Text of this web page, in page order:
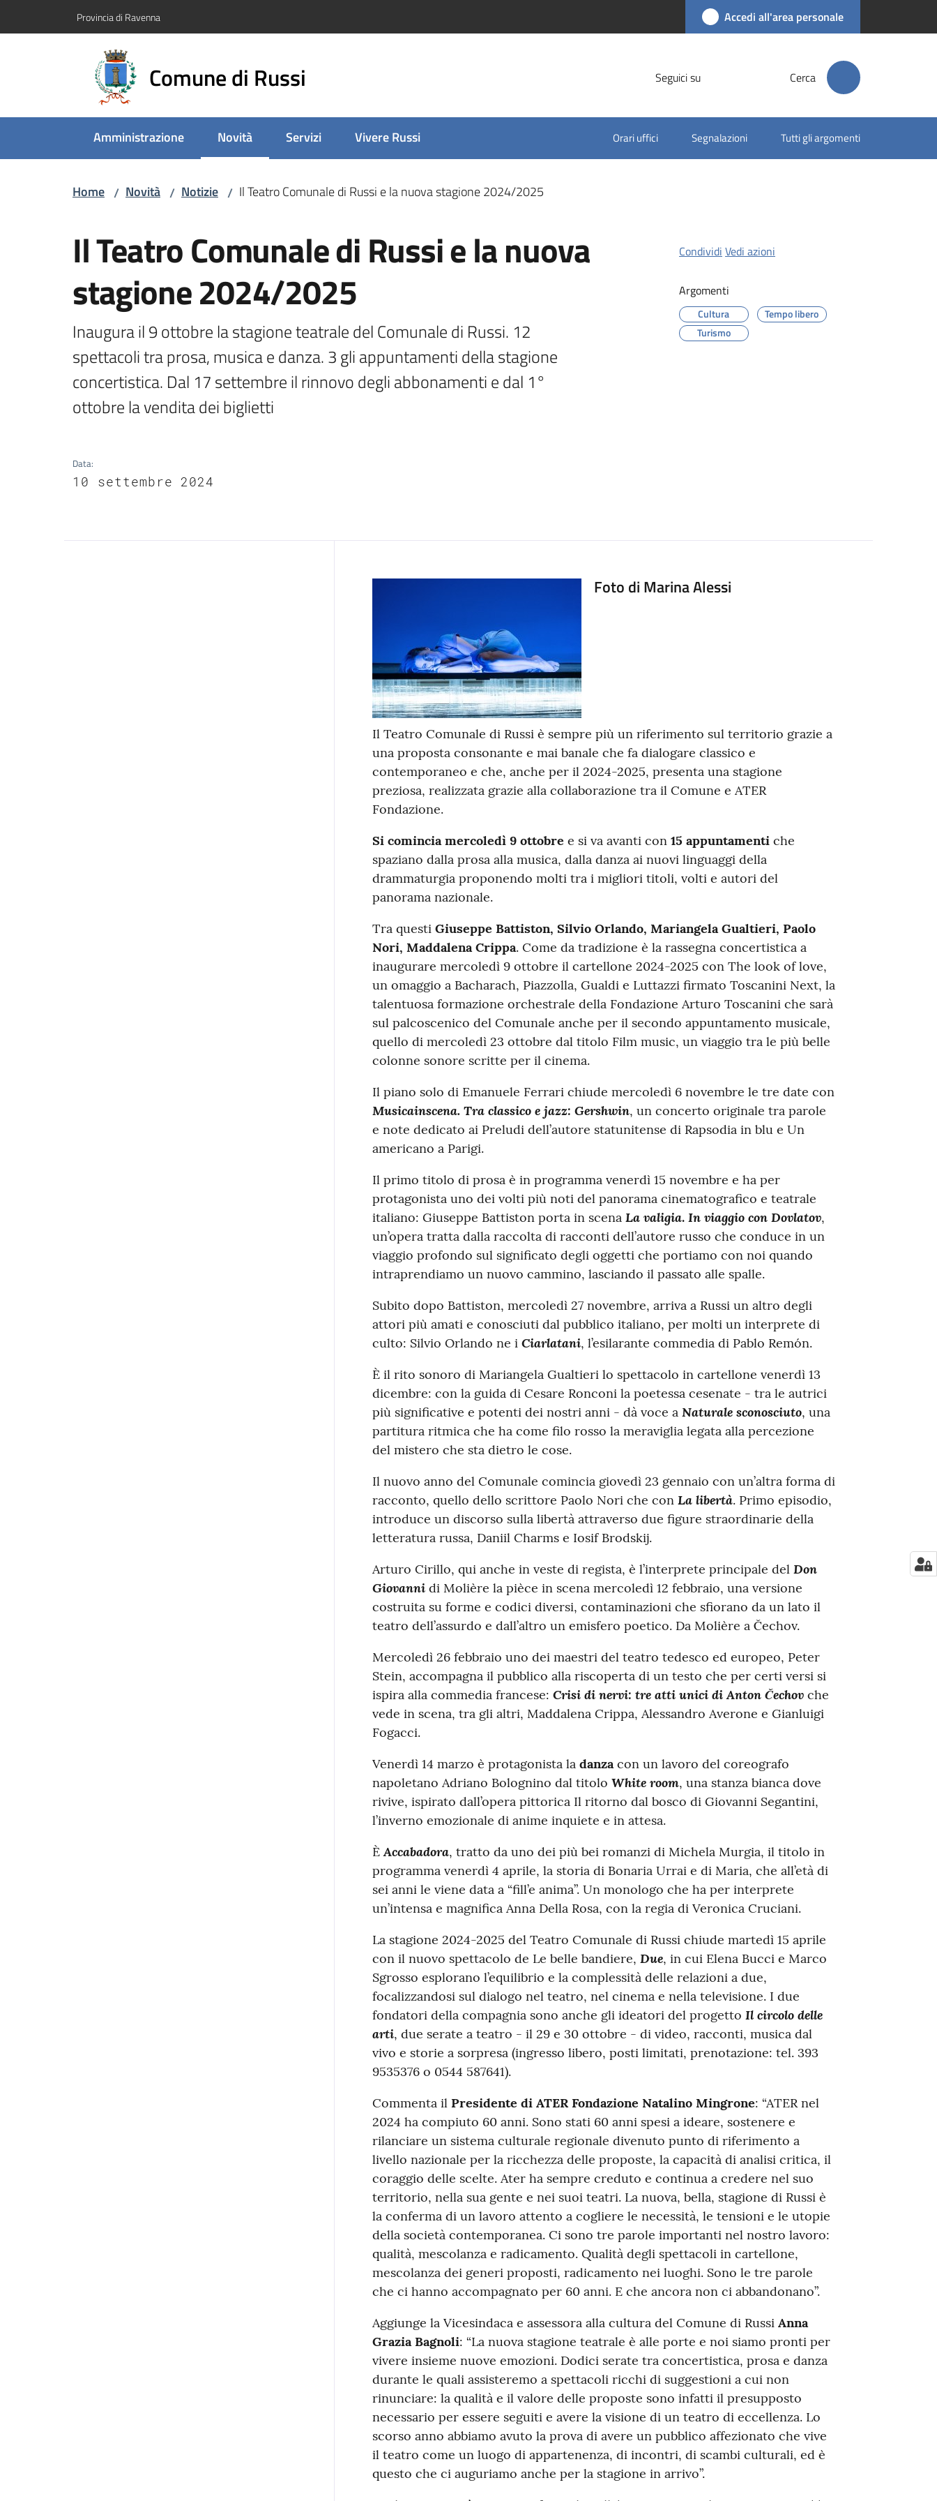
Provincia di Ravenna Accedi all'area personale
Comune di Russi Seguici su Cerca
Amministrazione Novità
Menu selezionato
Servizi Vivere Russi Orari uffici Segnalazioni Tutti gli argomenti
Home / Novità / Notizie / Il Teatro Comunale di Russi e la nuova stagione 2024/2025
Il Teatro Comunale di Russi e la nuova
stagione 2024/2025
Inaugura il 9 ottobre la stagione teatrale del Comunale di Russi. 12
spettacoli tra prosa, musica e danza. 3 gli appuntamenti della stagione
concertistica. Dal 17 settembre il rinnovo degli abbonamenti e dal 1°
ottobre la vendita dei biglietti
Data:
10 settembre 2024
Condividi Vedi azioni
Argomenti
Cultura
Tempo libero
Turismo
Foto di Marina Alessi
Il Teatro Comunale di Russi è sempre più un riferimento sul territorio grazie a
una proposta consonante e mai banale che fa dialogare classico e
contemporaneo e che, anche per il 2024-2025, presenta una stagione
preziosa, realizzata grazie alla collaborazione tra il Comune e ATER
Fondazione.
Si comincia mercoledì 9 ottobre e si va avanti con 15 appuntamenti che
spaziano dalla prosa alla musica, dalla danza ai nuovi linguaggi della
drammaturgia proponendo molti tra i migliori titoli, volti e autori del
panorama nazionale.
Tra questi Giuseppe Battiston, Silvio Orlando, Mariangela Gualtieri, Paolo
Nori, Maddalena Crippa. Come da tradizione è la rassegna concertistica a
inaugurare mercoledì 9 ottobre il cartellone 2024-2025 con The look of love,
un omaggio a Bacharach, Piazzolla, Gualdi e Luttazzi firmato Toscanini Next, la
talentuosa formazione orchestrale della Fondazione Arturo Toscanini che sarà
sul palcoscenico del Comunale anche per il secondo appuntamento musicale,
quello di mercoledì 23 ottobre dal titolo Film music, un viaggio tra le più belle
colonne sonore scritte per il cinema.
Il piano solo di Emanuele Ferrari chiude mercoledì 6 novembre le tre date con
Musicainscena. Tra classico e jazz: Gershwin, un concerto originale tra parole
e note dedicato ai Preludi dell’autore statunitense di Rapsodia in blu e Un
americano a Parigi.
Il primo titolo di prosa è in programma venerdì 15 novembre e ha per
protagonista uno dei volti più noti del panorama cinematografico e teatrale
italiano: Giuseppe Battiston porta in scena La valigia. In viaggio con Dovlatov,
un’opera tratta dalla raccolta di racconti dell’autore russo che conduce in un
viaggio profondo sul significato degli oggetti che portiamo con noi quando
intraprendiamo un nuovo cammino, lasciando il passato alle spalle.
Subito dopo Battiston, mercoledì 27 novembre, arriva a Russi un altro degli
attori più amati e conosciuti dal pubblico italiano, per molti un interprete di
culto: Silvio Orlando ne i Ciarlatani, l’esilarante commedia di Pablo Remón.
È il rito sonoro di Mariangela Gualtieri lo spettacolo in cartellone venerdì 13
dicembre: con la guida di Cesare Ronconi la poetessa cesenate - tra le autrici
più significative e potenti dei nostri anni - dà voce a Naturale sconosciuto, una
partitura ritmica che ha come filo rosso la meraviglia legata alla percezione
del mistero che sta dietro le cose.
Il nuovo anno del Comunale comincia giovedì 23 gennaio con un’altra forma di
racconto, quello dello scrittore Paolo Nori che con La libertà. Primo episodio,
introduce un discorso sulla libertà attraverso due figure straordinarie della
letteratura russa, Daniil Charms e Iosif Brodskij.
Arturo Cirillo, qui anche in veste di regista, è l’interprete principale del Don
Giovannidi Molière la pièce in scena mercoledì 12 febbraio, una versione
costruita su forme e codici diversi, contaminazioni che sfiorano da un lato il
teatro dell’assurdo e dall’altro un emisfero poetico. Da Molière a Čechov.
Mercoledì 26 febbraio uno dei maestri del teatro tedesco ed europeo, Peter
Stein, accompagna il pubblico alla riscoperta di un testo che per certi versi si
ispira alla commedia francese: Crisi di nervi: tre atti unici di Anton Čechovche
vede in scena, tra gli altri, Maddalena Crippa, Alessandro Averone e Gianluigi
Fogacci.
Venerdì 14 marzo è protagonista la danzacon un lavoro del coreografo
napoletano Adriano Bolognino dal titolo White room, una stanza bianca dove
rivive, ispirato dall’opera pittorica Il ritorno dal bosco di Giovanni Segantini,
l’inverno emozionale di anime inquiete e in attesa.
È Accabadora, tratto da uno dei più bei romanzi di Michela Murgia, il titolo in
programma venerdì 4 aprile, la storia di Bonaria Urrai e di Maria, che all’età di
sei anni le viene data a “fill’e anima”. Un monologo che ha per interprete
un’intensa e magnifica Anna Della Rosa, con la regia di Veronica Cruciani.
La stagione 2024-2025 del Teatro Comunale di Russi chiude martedì 15 aprile
con il nuovo spettacolo de Le belle bandiere, Due, in cui Elena Bucci e Marco
Sgrosso esplorano l’equilibrio e la complessità delle relazioni a due,
focalizzandosi sul dialogo nel teatro, nel cinema e nella televisione. I due
fondatori della compagnia sono anche gli ideatori del progetto Il circolo delle
arti, due serate a teatro - il 29 e 30 ottobre - di video, racconti, musica dal
vivo e storie a sorpresa (ingresso libero, posti limitati, prenotazione: tel. 393
9535376 o 0544 587641).
Commenta il Presidente di ATER Fondazione Natalino Mingrone: “ATER nel
2024 ha compiuto 60 anni. Sono stati 60 anni spesi a ideare, sostenere e
rilanciare un sistema culturale regionale divenuto punto di riferimento a
livello nazionale per la ricchezza delle proposte, la capacità di analisi critica, il
coraggio delle scelte. Ater ha sempre creduto e continua a credere nel suo
territorio, nella sua gente e nei suoi teatri. La nuova, bella, stagione di Russi è
la conferma di un lavoro attento a cogliere le necessità, le tensioni e le utopie
della società contemporanea. Ci sono tre parole importanti nel nostro lavoro:
qualità, mescolanza e radicamento. Qualità degli spettacoli in cartellone,
mescolanza dei generi proposti, radicamento nei luoghi. Sono le tre parole
che ci hanno accompagnato per 60 anni. E che ancora non ci abbandonano”.
Aggiunge la Vicesindaca e assessora alla cultura del Comune di Russi Anna
Grazia Bagnoli: “La nuova stagione teatrale è alle porte e noi siamo pronti per
vivere insieme nuove emozioni. Dodici serate tra concertistica, prosa e danza
durante le quali assisteremo a spettacoli ricchi di suggestioni a cui non
rinunciare: la qualità e il valore delle proposte sono infatti il presupposto
necessario per essere seguiti e avere la visione di un teatro di eccellenza. Lo
scorso anno abbiamo avuto la prova di avere un pubblico affezionato che vive
il teatro come un luogo di appartenenza, di incontri, di scambi culturali, ed è
questo che ci auguriamo anche per la stagione in arrivo”.